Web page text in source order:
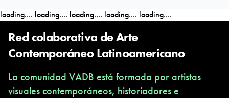
loading.... loading.... loading.... loading.... loading....
Red colaborativa de Arte
Contemporáneo Latinoamericano
La comunidad VADB está formada por artistas
visuales contemporáneos, historiadores e